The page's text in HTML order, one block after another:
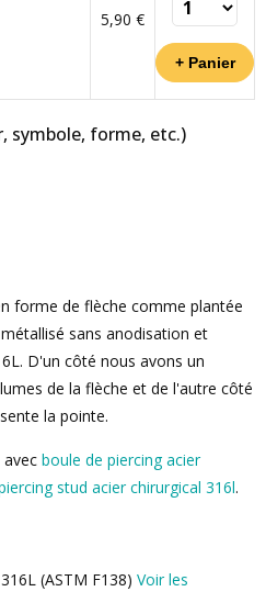
5,90 €
symbole, forme, etc.)
forme de flèche comme plantée
sans anodisation et
D'un côté nous avons un
de la flèche et de l'autre côté
la pointe.
boule de piercing acier
stud acier chirurgical 316l.
(ASTM F138) Voir les